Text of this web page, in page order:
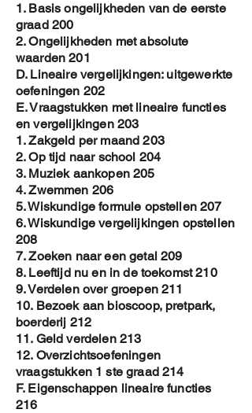
1. Basis ongelijkheden van de eerste
graad 200
2. Ongelijkheden met absolute
waarden 201
D. Lineaire vergelijkingen: uitgewerkte
oefeningen 202
E. Vraagstukken met lineaire functies
en vergelijkingen 203
1. Zakgeld per maand 203
2. Op tijd naar school 204
3. Muziek aankopen 205
4. Zwemmen 206
5. Wiskundige formule opstellen 207
6. Wiskundige vergelijkingen opstellen
208
7. Zoeken naar een getal 209
8. Leeftijd nu en in de toekomst 210
9. Verdelen over groepen 211
10. Bezoek aan bioscoop, pretpark,
boerderij 212
11. Geld verdelen 213
12. Overzichtsoefeningen
vraagstukken 1 ste graad 214
F. Eigenschappen lineaire functies
216